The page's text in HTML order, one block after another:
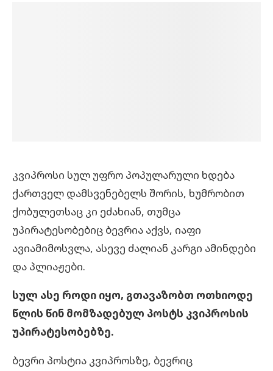
კვიპროსი სულ უფრო პოპულარული ხდება
ქართველ დამსვენებელს შორის, ხუმრობით
ქობულეთსაც კი ეძახიან, თუმცა
უპირატესობებიც ბევრია აქვს, იაფი
ავიამიმოსვლა, ასევე ძალიან კარგი ამინდები
და პლიაჟები.
სულ ასე როდი იყო, გთავაზობთ ოთხიოდე
წლის წინ მომზადებულ პოსტს კვიპროსის
უპირატესობებზე.
ბევრი პოსტია კვიპროსზე, ბევრიც